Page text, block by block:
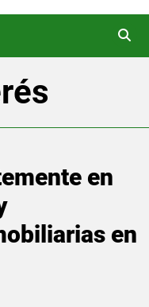
en
en